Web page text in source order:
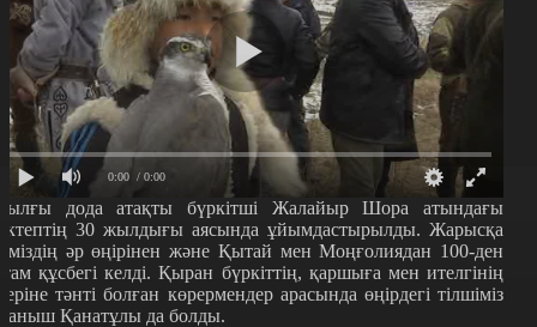
0:00 / 0:00
дода атақты бүркітші Жалайыр Шора атындағы
30 жылдығы аясында ұйымдастырылды. Жарысқа
әр өңірінен және Қытай мен Моңғолиядан 100-ден
құсбегі келді. Қыран бүркіттің, қаршыға мен ителгінің
тәнті болған көрермендер арасында өңірдегі тілшіміз
Қанатұлы да болды.